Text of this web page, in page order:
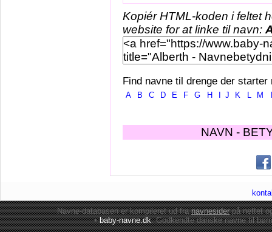
Kopiér HTML-koden i feltet
website for at linke til navn:
Find navne til drenge der starter
A B C D E F G H J K L M
NAVN -
Navne-databasen er kompileret ud franavnesiderpå nettet
•baby-navne.dk: Godkendte danskenavne til børn